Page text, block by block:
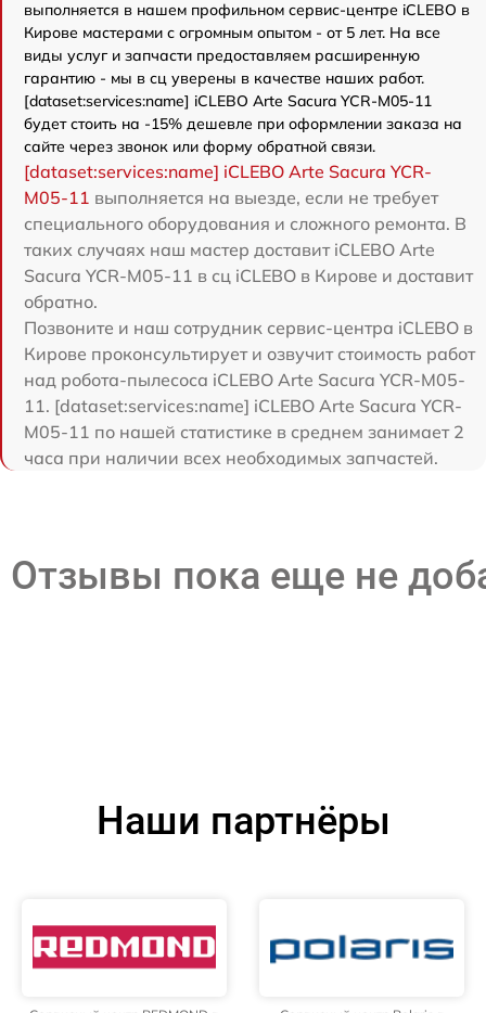
выполняется в нашем профильном сервис-центре iCLEBO в
Кирове мастерами с огромным опытом - от 5 лет. На все
виды услуг и запчасти предоставляем расширенную
гарантию - мы в сц уверены в качестве наших работ.
[dataset:services:name] iCLEBO Arte Sacura YCR-M05-11
будет стоить на -15% дешевле при оформлении заказа на
сайте через звонок или форму обратной связи.
[dataset:services:name] iCLEBO Arte Sacura YCR-
M05-11 выполняется на выезде, если не требует
специального оборудования и сложного ремонта. В
таких случаях наш мастер доставит iCLEBO Arte
Sacura YCR-M05-11 в сц iCLEBO в Кирове и доставит
обратно.
Позвоните и наш сотрудник сервис-центра iCLEBO в
Кирове проконсультирует и озвучит стоимость работ
над робота-пылесоса iCLEBO Arte Sacura YCR-M05-
11. [dataset:services:name] iCLEBO Arte Sacura YCR-
M05-11 по нашей статистике в среднем занимает 2
часа при наличии всех необходимых запчастей.
Отзывы пока еще не
Наши партнёры